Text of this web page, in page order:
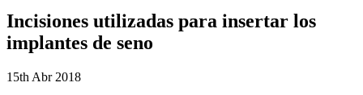
Incisiones utilizadas para insertar los
implantes de seno
15th Abr 2018